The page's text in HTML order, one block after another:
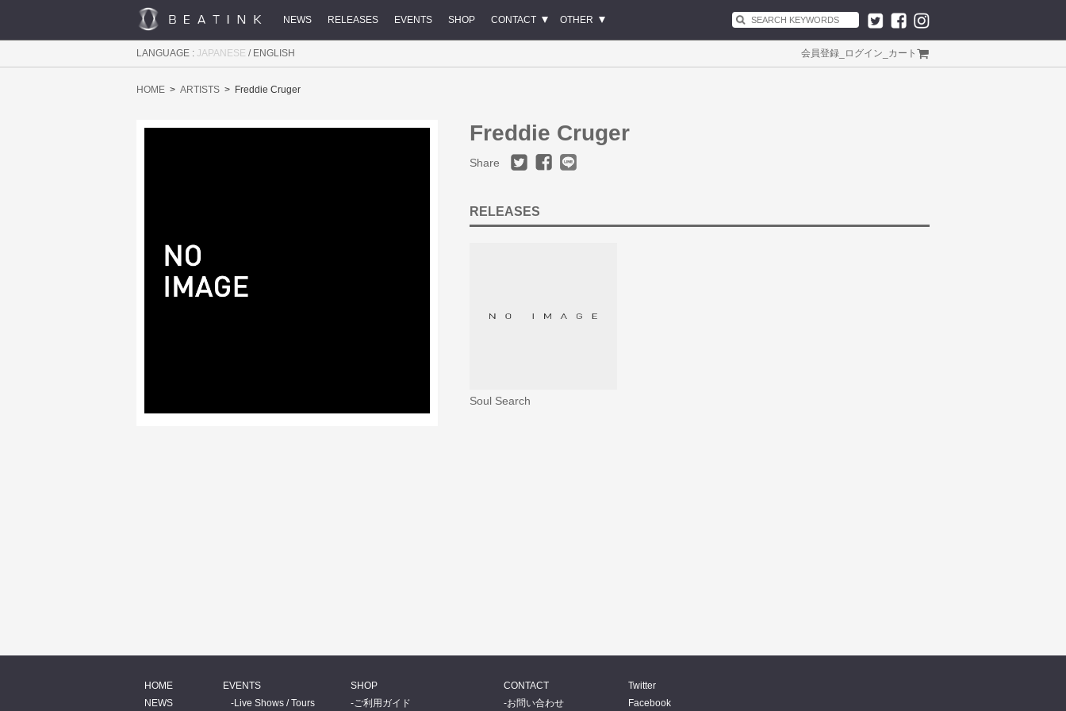
NEWS RELEASES EVENTS SHOP CONTACT OTHER
LANGUAGE : JAPANESE / ENGLISH 会員登録 ログイン カート
HOME ARTISTS Freddie Cruger
Freddie Cruger
Share
RELEASES
Soul Search
HOME
NEWS
EVENTS
Live Shows / Tours
SHOP
ご利用ガイド
CONTACT
お問い合わせ
Twitter
Facebook